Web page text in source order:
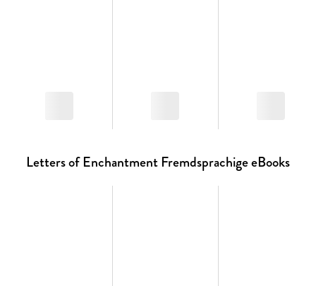
Letters of Enchantment Fremdsprachige eBooks